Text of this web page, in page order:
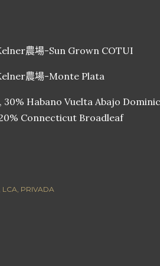
農場-Sun Grown COTUI
農場-Monte Plata
30% Habano Vuelta Abajo
Connecticut Broadleaf
LCA PRIVADA